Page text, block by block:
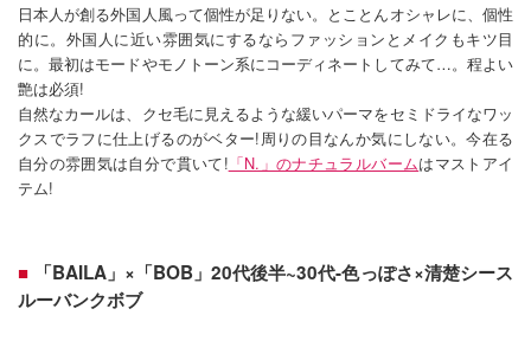
日本人が創る外国人風って個性が足りない。とことんオシャレに、個性
的に。外国人に近い雰囲気にするならファッションとメイクもキツ目
に。最初はモードやモノトーン系にコーディネートしてみて…。程よい
艶は必須!
自然なカールは、クセ毛に見えるような緩いパーマをセミドライなワッ
クスでラフに仕上げるのがベター!周りの目なんか気にしない。今在る
自分の雰囲気は自分で貫いて! 「N.」のナチュラルバームはマストアイ
テム!
「BAILA」×「BOB」20代後半~30代-色っぽさ×清楚シース
ルーバンクボブ